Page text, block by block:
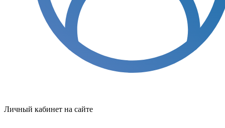
Личный кабинет на сайте